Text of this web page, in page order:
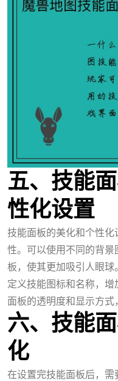
五、技能
性化设置
技能面板的美化和个性
性。可以使用不同的背
板，使其更加吸引人眼
定义技能图标和名称，
面板的透明度和显示方式
六、技能
化
在设置完技能面板后，